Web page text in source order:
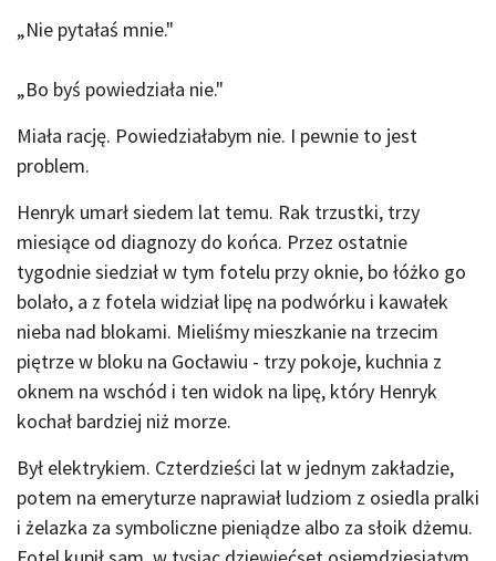
„Nie pytałaś mnie."
„Bo byś powiedziała nie."
Miała rację. Powiedziałabym nie. I pewnie to jest
problem.
Henryk umarł siedem lat temu. Rak trzustki, trzy
miesiące od diagnozy do końca. Przez ostatnie
tygodnie siedział w tym fotelu przy oknie, bo łóżko go
bolało, a z fotela widział lipę na podwórku i kawałek
nieba nad blokami. Mieliśmy mieszkanie na trzecim
piętrze w bloku na Gocławiu - trzy pokoje, kuchnia z
oknem na wschód i ten widok na lipę, który Henryk
kochał bardziej niż morze.
Był elektrykiem. Czterdzieści lat w jednym zakładzie,
potem na emeryturze naprawiał ludziom z osiedla pralki
i żelazka za symboliczne pieniądze albo za słoik dżemu.